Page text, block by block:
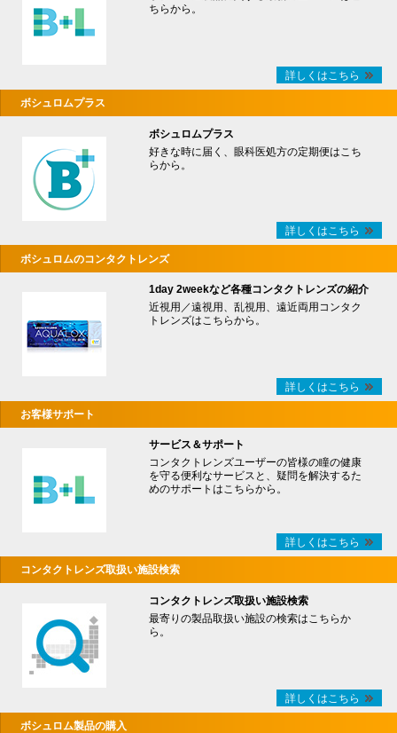
ちらから。
詳しくはこちら
ボシュロムプラス
ボシュロムプラス
好きな時に届く、眼科医処方の定期便はこち
らから。
詳しくはこちら
ボシュロムのコンタクトレンズ
1day 2weekなど各種コンタクトレンズの紹介
近視用／遠視用、乱視用、遠近両用コンタク
トレンズはこちらから。
詳しくはこちら
お客様サポート
サービス＆サポート
コンタクトレンズユーザーの皆様の瞳の健康
を守る便利なサービスと、疑問を解決するた
めのサポートはこちらから。
詳しくはこちら
コンタクトレンズ取扱い施設検索
コンタクトレンズ取扱い施設検索
最寄りの製品取扱い施設の検索はこちらか
ら。
詳しくはこちら
ボシュロム製品の購入